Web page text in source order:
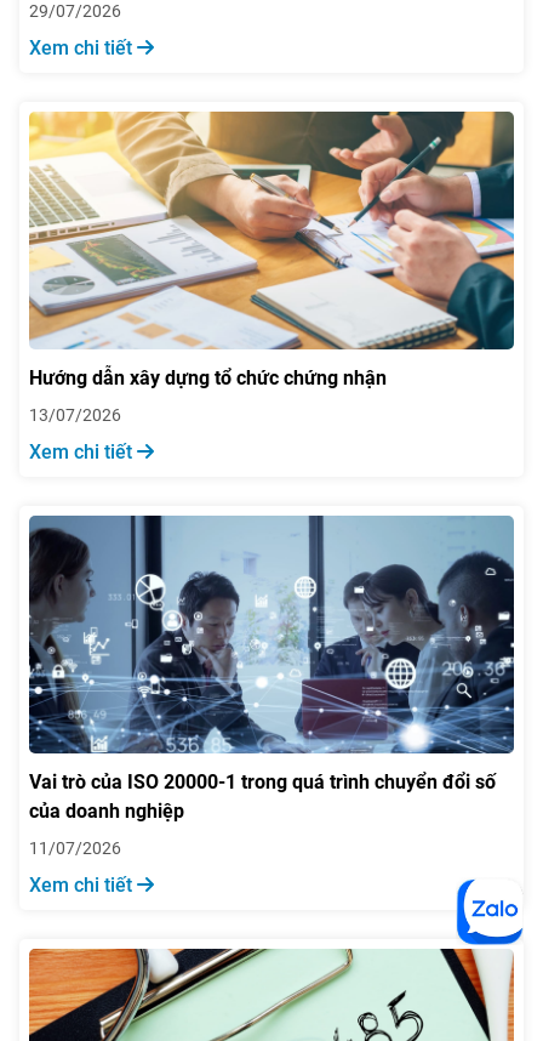
29/07/2026
Xem chi tiết
Hướng dẫn xây dựng tổ chức chứng nhận
13/07/2026
Xem chi tiết
Vai trò của ISO 20000-1 trong quá trình chuyển đổi số
của doanh nghiệp
11/07/2026
Xem chi tiết